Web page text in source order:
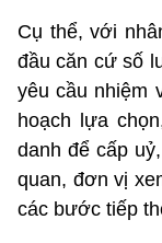
Cụ thể, với
đầu căn cứ số
yêu cầu nhiệm
hoạch lựa
danh để cấp
quan, đơn vị
các bước tiếp